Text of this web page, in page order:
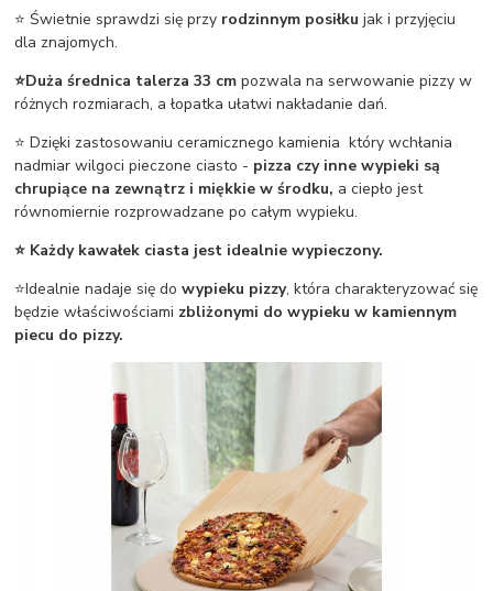
⭐ Świetnie sprawdzi się przy rodzinnym posiłku jak i przyjęciu
dla znajomych.
⭐Duża średnica talerza 33 cm pozwala na serwowanie pizzy w
różnych rozmiarach, a łopatka ułatwi nakładanie dań.
⭐ Dzięki zastosowaniu ceramicznego kamienia który wchłania
nadmiar wilgoci pieczone ciasto - pizza czy inne wypieki są
chrupiące na zewnątrz i miękkie w środku, a ciepło jest
równomiernie rozprowadzane po całym wypieku.
⭐ Każdy kawałek ciasta jest idealnie wypieczony.
⭐Idealnie nadaje się dowypieku pizzy, która charakteryzować się
będzie właściwościami zbliżonymi do wypieku w kamiennym
piecu do pizzy.